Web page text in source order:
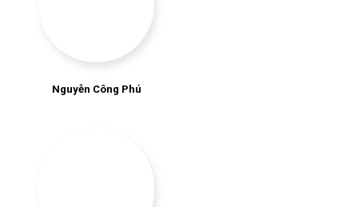
Nguyễn Công Phú